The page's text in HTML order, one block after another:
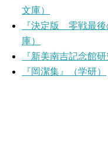
文庫）
『決定版 零戦最
庫）
『新美南吉記念館
『岡潔集』（学研）